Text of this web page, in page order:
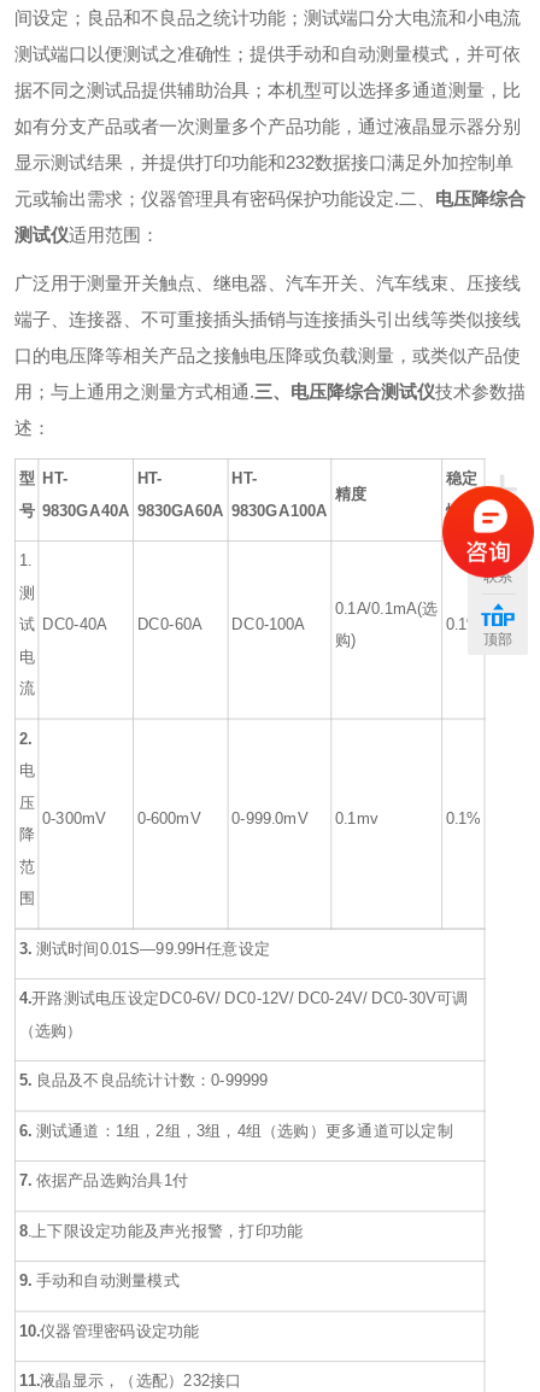
间设定；良品和不良品之统计功能；测试端口分大电流和小电流
测试端口以便测试之准确性；提供手动和自动测量模式，并可依
据不同之测试品提供辅助治具；本机型可以选择多通道测量，比
如有分支产品或者一次测量多个产品功能，通过液晶显示器分别
显示测试结果，并提供打印功能和232数据接口满足外加控制单
元或输出需求；仪器管理具有密码保护功能设定.二、 电压降综合
测试仪适用范围：
广泛用于测量开关触点、继电器、汽车开关、汽车线束、压接线
端子、连接器、不可重接插头插销与连接插头引出线等类似接线
口的电压降等相关产品之接触电压降或负载测量，或类似产品使
用；与上通用之测量方式相通.三、 电压降综合测试仪技术参数描
述：
+
型
号
HT-
9830GA40A
HT-
9830GA60A
HT-
9830GA100A
精度
稳定
性
1.
测
试
电
流
DC0-40A DC0-60A DC0-100A
0.1A/0.1mA(选
购)
0.1%
2.
电
压
降
范
围
0-300mV 0-600mV 0-999.0mV 0.1mv 0.1%
3. 测试时间0.01S—99.99H任意设定
4.开路测试电压设定DC0-6V/ DC0-12V/ DC0-24V/ DC0-30V可调
（选购）
5. 良品及不良品统计计数：0-99999
6. 测试通道： 1组， 2组，3组， 4组（选购）更多通道可以定制
7. 依据产品选购治具1付
8. 上下限设定功能及声光报警，打印功能
9. 手动和自动测量模式
10.仪器管理密码设定功能
11.液晶显示， （选配）232接口
联系
顶部